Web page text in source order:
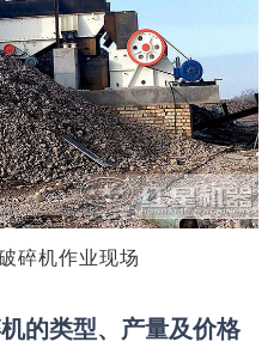
碎机作业现场
的类型、产量及价格